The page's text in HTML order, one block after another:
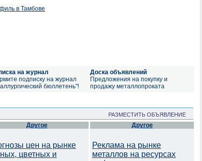
в Тамбове
на журнал
подписку на журнал
бюллетень"!
Доска объявлений
Предложения на покупку и
продажу металлопроката
РАЗМЕСТИТЬ ОБЪЯВЛЕНИЕ
Другое
цен на рынке
цветных и
Другое
Реклама на рынке
металлов на ресурсах